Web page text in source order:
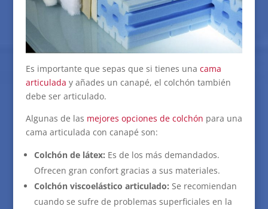
Es importante que sepas que si tienes una cama
articulada y añades un canapé, el colchón también
debe ser articulado.
Algunas de las mejores opciones de colchón para una
cama articulada con canapé son:
Colchón de látex: Es de los más demandados.
Ofrecen gran confort gracias a sus materiales.
Colchón viscoelástico articulado: Se recomiendan
cuando se sufre de problemas superficiales en la